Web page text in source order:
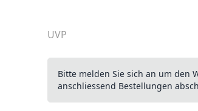
UVP
Bitte melden Sie sich an um den
anschliessend Bestellungen